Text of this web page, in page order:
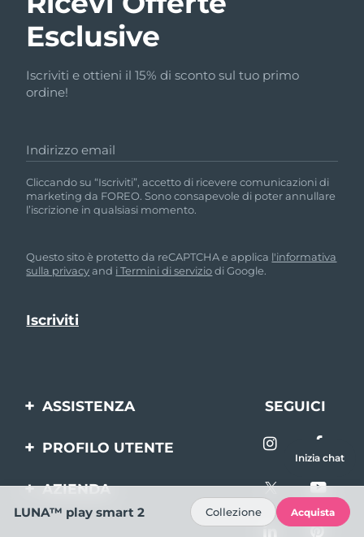
Esclusive
Iscriviti e ottieni il 15% di sconto sul tuo primo
ordine!
Indirizzo email
Cliccando su “Iscriviti”, accetto di ricevere comunicazioni di
marketing da FOREO. Sono consapevole di poter annullare
l’iscrizione in qualsiasi momento.
Questo sito è protetto da reCAPTCHA e applica l'informativa
sulla privacyand i Termini di serviziodi Google.
ASSISTENZA
Contattaci
SEGUICI
PROFILO UTENTE
AZIENDA
FOREO
Inizia chat
LUNA™ play smart 2 Collezione Acquista